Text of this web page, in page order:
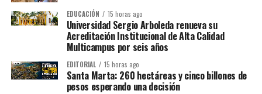
EDUCACIÓN 15 horas ago
Universidad Sergio Arboleda renueva su
Acreditación Institucional de Alta Calidad
Multicampus por seis años
EDITORIAL 15 horas ago
Santa Marta: 260 hectáreas y cinco billones de
pesos esperando una decisión